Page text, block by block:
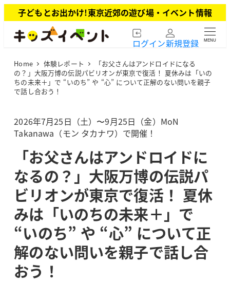
イ
子どもとお出かけ!東京近郊の遊び場・イベント情報
ログイン新規登録 MENU
Home 体験レポート
「お父さんはアンドロイドになる
の？」大阪万博の伝説パビリオンが東京で復活！ 夏休みは「いの
ちの未来＋」で “いのち” や “心” について正解のない問いを親子
で話し合おう！
2026年7月25日（土）〜9月25日（金）MoN
Takanawa（モン タカナワ）で開催！
「お父さんはアンドロイドに
なるの？」大阪万博の伝説パ
ビリオンが東京で復活！ 夏休
みは「いのちの未来＋」で
“いのち” や “心” について正
解のない問いを親子で話し合
おう！